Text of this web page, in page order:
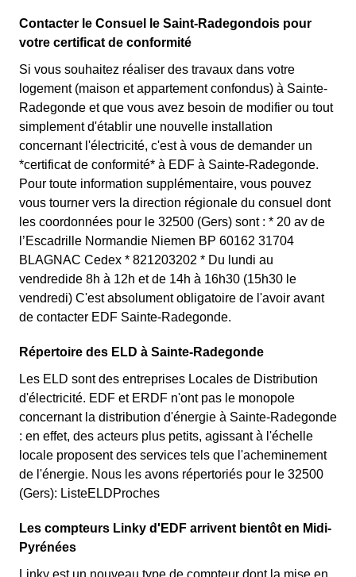
Contacter le Consuel le Saint-Radegondois pour
votre certificat de conformité
Si vous souhaitez réaliser des travaux dans votre
logement (maison et appartement confondus) à Sainte-
Radegonde et que vous avez besoin de modifier ou tout
simplement d'établir une nouvelle installation
concernant l'électricité, c'est à vous de demander un
*certificat de conformité* à EDF à Sainte-Radegonde.
Pour toute information supplémentaire, vous pouvez
vous tourner vers la direction régionale du consuel dont
les coordonnées pour le 32500 (Gers) sont : * 20 av de
l’Escadrille Normandie Niemen BP 60162 31704
BLAGNAC Cedex * 821203202 * Du lundi au
vendredide 8h à 12h et de 14h à 16h30 (15h30 le
vendredi) C'est absolument obligatoire de l'avoir avant
de contacter EDF Sainte-Radegonde.
Répertoire des ELD à Sainte-Radegonde
Les ELD sont des entreprises Locales de Distribution
d'électricité. EDF et ERDF n'ont pas le monopole
concernant la distribution d'énergie à Sainte-Radegonde
: en effet, des acteurs plus petits, agissant à l'échelle
locale proposent des services tels que l'acheminement
de l'énergie. Nous les avons répertoriés pour le 32500
(Gers): ListeELDProches
Les compteurs Linky d'EDF arrivent bientôt en Midi-
Pyrénées
Linky est un nouveau type de compteur dont la mise en